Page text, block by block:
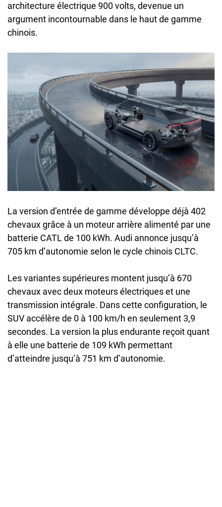
architecture électrique 900 volts, devenue un
argument incontournable dans le haut de gamme
chinois.
La version d’entrée de gamme développe déjà 402
chevaux grâce à un moteur arrière alimenté par une
batterie CATL de 100 kWh. Audi annonce jusqu’à
705 km d’autonomie selon le cycle chinois CLTC.
Les variantes supérieures montent jusqu’à 670
chevaux avec deux moteurs électriques et une
transmission intégrale. Dans cette configuration, le
SUV accélère de 0 à 100 km/h en seulement 3,9
secondes. La version la plus endurante reçoit quant
à elle une batterie de 109 kWh permettant
d’atteindre jusqu’à 751 km d’autonomie.